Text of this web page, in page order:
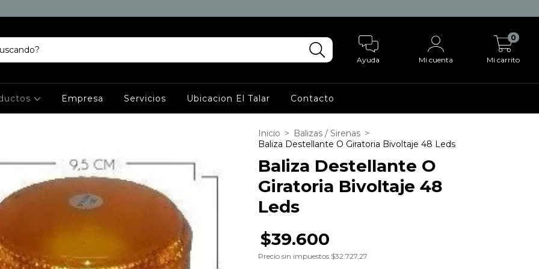
Ayuda Mi cuenta Mi carrito
0
Empresa Servicios Ubicacion El Talar Contacto
Inicio > Balizas / Sirenas >
Baliza Destellante O Giratoria Bivoltaje 48 Leds
Baliza Destellante O
Giratoria Bivoltaje 48
Leds
$39.600
Precio sin impuestos $32.727,27